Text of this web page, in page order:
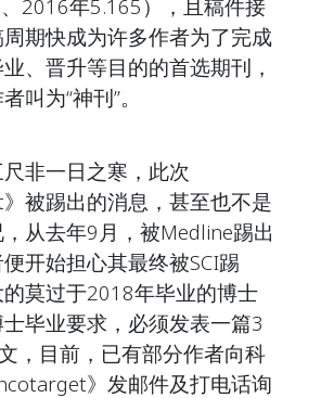
2016年5.165），且稿件接
期快成为许多作者为了完成
、晋升等目的的首选期刊，
叫为“神刊”。
非一日之寒，此次
》被踢出的消息，甚至也不是
从去年9月，被Medline踢出
开始担心其最终被SCI踢
莫过于2018年毕业的博士
毕业要求，必须发表一篇3
，目前，已有部分作者向科
》发邮件及打电话询